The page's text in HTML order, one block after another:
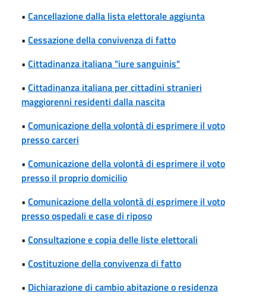
• Cancellazione dalla lista elettorale aggiunta
• Cessazione della convivenza di fatto
• Cittadinanza italiana "iure sanguinis"
• Cittadinanza italiana per cittadini stranieri
maggiorenni residenti dalla nascita
• Comunicazione della volontà di esprimere il voto
presso carceri
• Comunicazione della volontà di esprimere il voto
presso il proprio domicilio
• Comunicazione della volontà di esprimere il voto
presso ospedali e case di riposo
• Consultazione e copia delle liste elettorali
• Costituzione della convivenza di fatto
• Dichiarazione di cambio abitazione o residenza